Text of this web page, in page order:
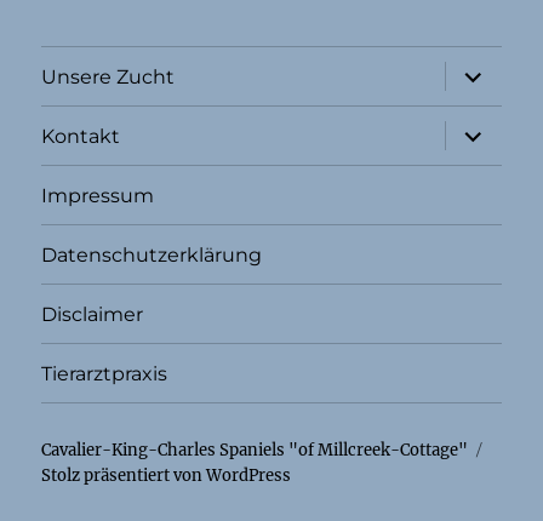
Unsere Zucht
öffnen
Kontakt
öffnen
Impressum
Datenschutzerklärung
Disclaimer
Tierarztpraxis
Cavalier-King-Charles Spaniels "of Millcreek-Cottage"
Stolz präsentiert von WordPress